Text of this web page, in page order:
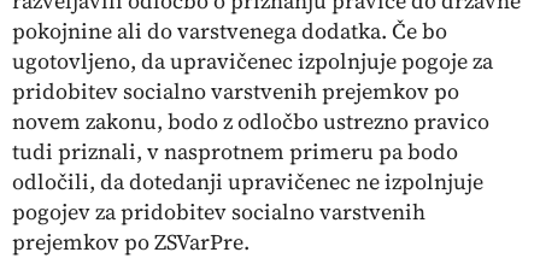
pokojnine ali do varstvenega dodatka. Če bo
ugotovljeno, da upravičenec izpolnjuje pogoje za
pridobitev socialno varstvenih prejemkov po
novem zakonu, bodo z odločbo ustrezno pravico
tudi priznali, v nasprotnem primeru pa bodo
odločili, da dotedanji upravičenec ne izpolnjuje
pogojev za pridobitev socialno varstvenih
prejemkov po ZSVarPre.